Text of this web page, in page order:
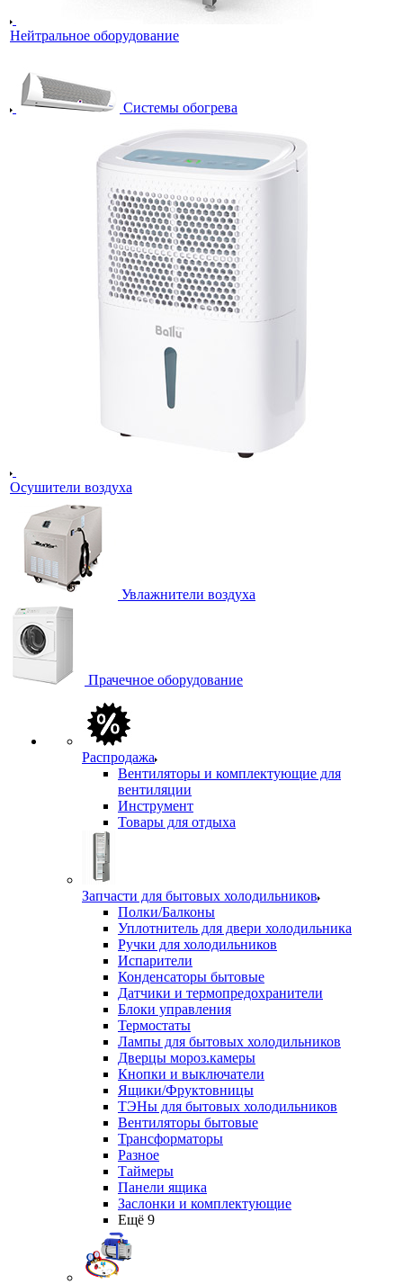
Нейтральное оборудование
Системы обогрева
Осушители воздуха
Увлажнители воздуха
Прачечное оборудование
Распродажа
Вентиляторы и комплектующие для
вентиляции
Инструмент
Товары для отдыха
Запчасти для бытовых холодильников
Полки/Балконы
Уплотнитель для двери холодильника
Ручки для холодильников
Испарители
Конденсаторы бытовые
Датчики и термопредохранители
Блоки управления
Термостаты
Лампы для бытовых холодильников
Дверцы мороз.камеры
Кнопки и выключатели
Ящики/Фруктовницы
ТЭНы для бытовых холодильников
Вентиляторы бытовые
Трансформаторы
Разное
Таймеры
Панели ящика
Заслонки и комплектующие
Ещё 9